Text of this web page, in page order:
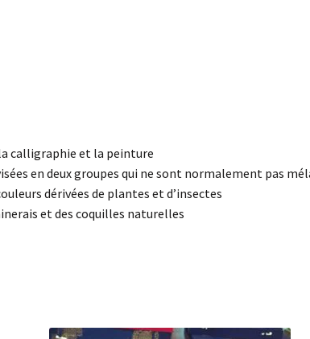
calligraphie et la peinture
en deux groupes qui ne sont normalement pas
dérivées de plantes et d’insectes
et des coquilles naturelles